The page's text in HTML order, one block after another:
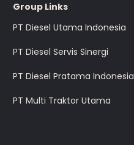
Group Links
PT Diesel Utama Indonesia
PT Diesel Servis Sinergi
PT Diesel Pratama Indonesia
PT Multi Traktor Utama